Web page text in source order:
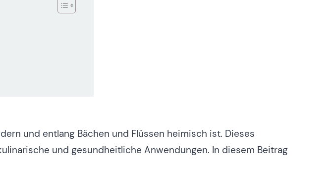
und entlang Bächen und Flüssen heimisch ist. Dieses
und gesundheitliche Anwendungen. In diesem Beitrag